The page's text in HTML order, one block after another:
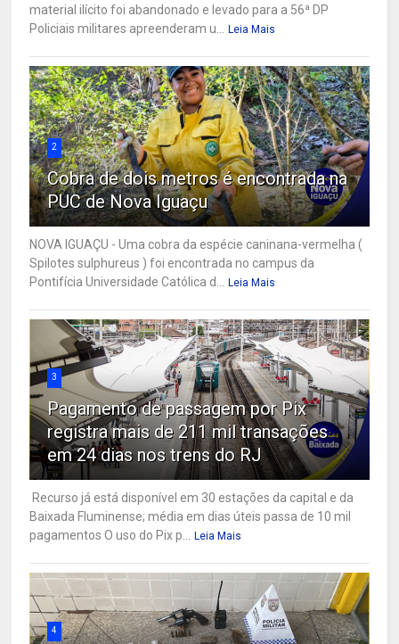
material ilícito foi abandonado e levado para a 56ª DP
Policiais militares apreenderam u... Leia Mais
2
Cobra de dois metros é encontrada na
PUC de Nova Iguaçu
NOVA IGUAÇU - Uma cobra da espécie caninana-vermelha (
Spilotes sulphureus ) foi encontrada no campus da
Pontifícia Universidade Católica d... Leia Mais
3
Pagamento de passagem por Pix
registra mais de 211 mil transações
em 24 dias nos trens do RJ
Recurso já está disponível em 30 estações da capital e da
Baixada Fluminense; média em dias úteis passa de 10 mil
pagamentos O uso do Pix p... Leia Mais
4